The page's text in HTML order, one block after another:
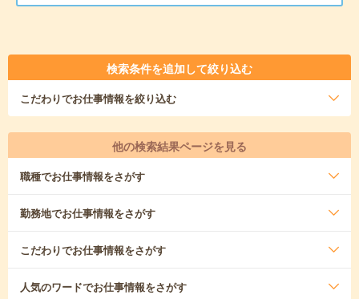
検索条件を追加して絞り込む
こだわりでお仕事情報を絞り込む
他の検索結果ページを見る
職種でお仕事情報をさがす
勤務地でお仕事情報をさがす
こだわりでお仕事情報をさがす
人気のワードでお仕事情報をさがす